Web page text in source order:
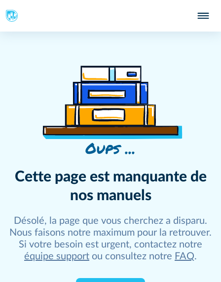
Oups ...
Cette page est manquante de
nos manuels
Désolé, la page que vous cherchez a disparu.
Nous faisons notre maximum pour la retrouver.
Si votre besoin est urgent, contactez notre
équipe support ou consultez notre FAQ.